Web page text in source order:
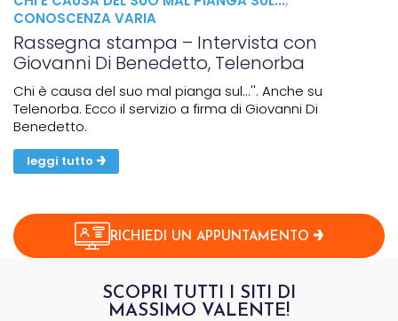
Rassegna stampa – Intervista con
Giovanni Di Benedetto, Telenorba
CONOSCENZA VARIA
Chi è causa del suo mal pianga sul...''. Anche su
Telenorba. Ecco il servizio a firma di Giovanni Di
Benedetto.
leggi tutto
RICHIEDI UN APPUNTAMENTO
SCOPRI TUTTI I SITI DI
MASSIMO VALENTE!